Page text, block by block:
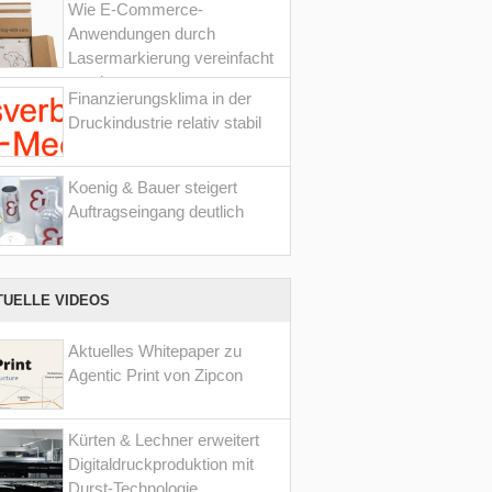
Wie E-Commerce-
Anwendungen durch
Lasermarkierung vereinfacht
werden
Finanzierungsklima in der
Druckindustrie relativ stabil
Koenig & Bauer steigert
Auftragseingang deutlich
VIDEOS
Aktuelles Whitepaper zu
Agentic Print von Zipcon
Kürten & Lechner erweitert
Digitaldruckproduktion mit
Durst-Technologie